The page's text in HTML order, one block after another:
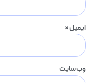
ایمیل*
وب‌ سایت